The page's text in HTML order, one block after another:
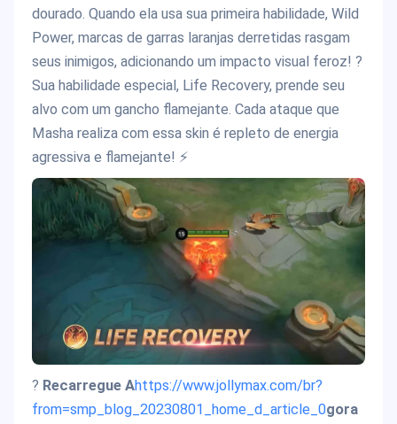
dourado. Quando ela usa sua primeira habilidade, Wild
Power, marcas de garras laranjas derretidas rasgam
seus inimigos, adicionando um impacto visual feroz! ?
Sua habilidade especial, Life Recovery, prende seu
alvo com um gancho flamejante. Cada ataque que
Masha realiza com essa skin é repleto de energia
agressiva e flamejante! ⚡
? Recarregue Ahttps://www.jollymax.com/br?
from=smp_blog_20230801_home_d_article_0gora